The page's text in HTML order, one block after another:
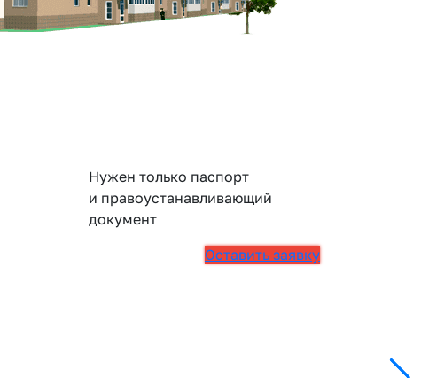
Нужен только паспорт
и правоустанавливающий
документ
Оставить заявку